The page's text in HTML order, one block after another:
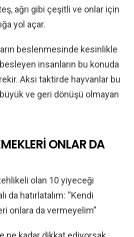
ağrı gibi çeşitli ve onlar için
yol açar.
beslenmesinde kesinlikle
insanların bu konuda
Aksi taktirde hayvanlar bu
ve geri dönüşü olmayan
ONLAR DA
olan 10 yiyeceği
da hatırlatalım: “Kendi
onlara da vermeyelim”